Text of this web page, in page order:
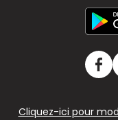
Cliquez-ici pour